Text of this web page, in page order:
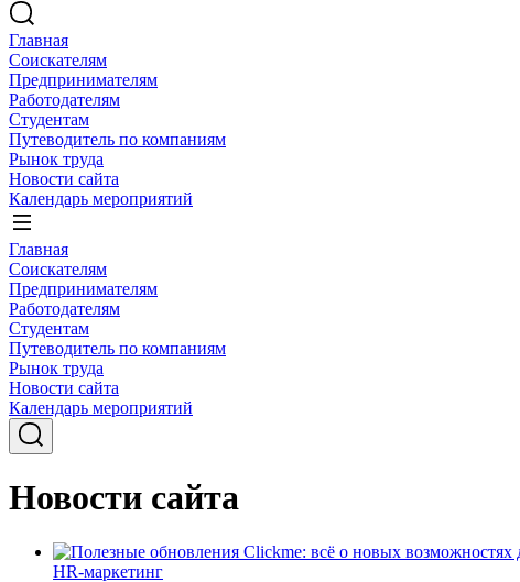
Главная
Соискателям
Предпринимателям
Работодателям
Студентам
Путеводитель по компаниям
Рынок труда
Новости сайта
Календарь мероприятий
Главная
Соискателям
Предпринимателям
Работодателям
Студентам
Путеводитель по компаниям
Рынок труда
Новости сайта
Календарь мероприятий
Новости сайта
HR-маркетинг